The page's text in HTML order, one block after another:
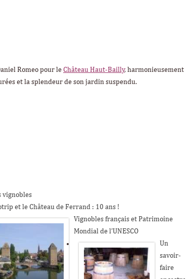
Romeo pour le Château Haut-Bailly, harmonieusement
et la splendeur de son jardin suspendu.
vignobles
et le Château de Ferrand : 10 ans !
Vignobles français et Patrimoine
Mondial de l’UNESCO
Un
savoir-
faire